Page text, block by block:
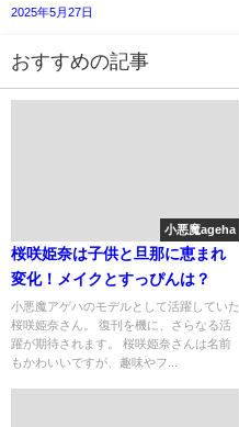
2025年5月27日
おすすめの記事
小悪魔ageha
桜咲姫奈は子供と旦那に恵まれ
変化！メイクとすっぴんは？
小悪魔アゲハのモデルとして活躍していた
桜咲姫奈さん。 復刊を機に、さらなる活
躍が期待されます。 桜咲姫奈さんは名前
もかわいいですが、趣味やフ...